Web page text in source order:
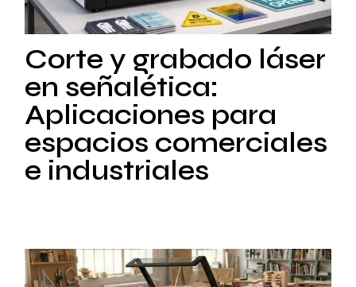
Corte y grabado láser
en señalética:
Aplicaciones para
espacios comerciales
e industriales